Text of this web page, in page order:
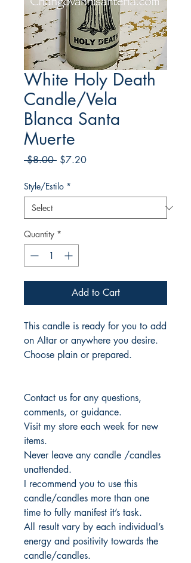
White Holy Death
Candle/Vela
Blanca Santa
Muerte
$8.00 Regular
$7.20Sale
Style/Estilo *
Quantity *
Add to Cart
This candle is ready for you to add
on Altar or anywhere you desire.
Choose plain or prepared.
Contact us for any questions,
comments, or guidance.
Visit my store each week for new
items.
Never leave any candle /candles
unattended.
I recommend you to use this
candle/candles more than one
time to fully manifest it’s task.
All result vary by each individual’s
energy and positivity towards the
candle/candles.